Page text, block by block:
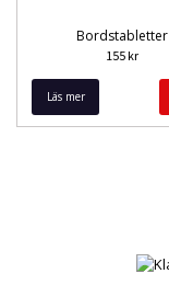
Bordstabletter
155 kr
Läs mer